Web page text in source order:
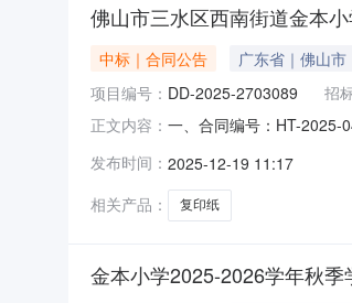
佛山市三水区西南街道金本
中标｜合同公告 广东省｜佛山市
项目编号： DD-2025-2703089 招
正文内容： 一、合同编号：HT-2025-
诚办公设备有限公司地址
发布时间： 2025-12-19 11:17
相关产品：
复印纸
金本小学2025-2026学年秋季